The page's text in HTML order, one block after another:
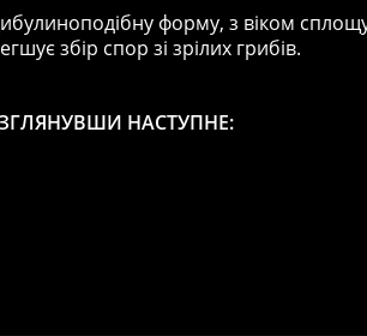
форму, з віком
збір спор зі зрілих грибів.
НАСТУПНЕ: